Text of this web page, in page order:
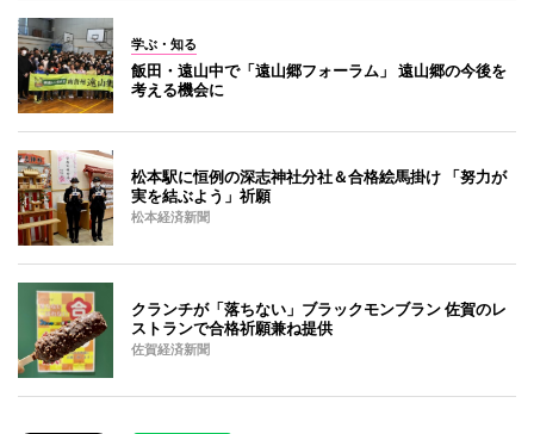
学ぶ・知る
飯田・遠山中で「遠山郷フォーラム」 遠山郷の今後を
考える機会に
松本駅に恒例の深志神社分社＆合格絵馬掛け 「努力が
実を結ぶよう」祈願
松本経済新聞
クランチが「落ちない」ブラックモンブラン 佐賀のレ
ストランで合格祈願兼ね提供
佐賀経済新聞